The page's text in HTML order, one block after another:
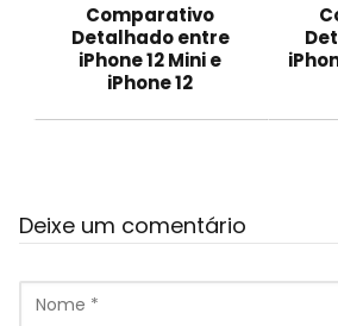
Comparativo
Detalhado entre
iPhone 12 Mini e
iPhone 12
Deixe um comentário